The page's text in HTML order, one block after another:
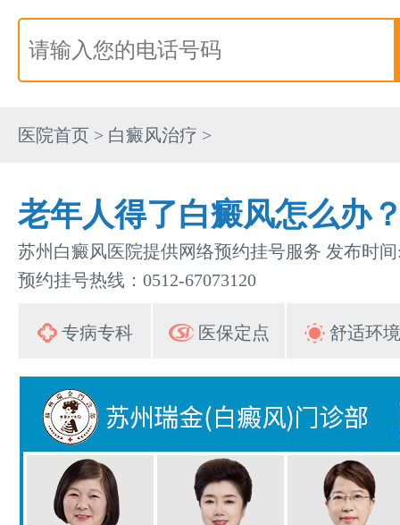
医院首页 > 白癜风治疗 >
老年人得了白癜风怎么办
苏州白癜风医院提供网络预约挂号服务 发布时间
预约挂号热线：0512-67073120
专病专科 医保定点 舒适环境